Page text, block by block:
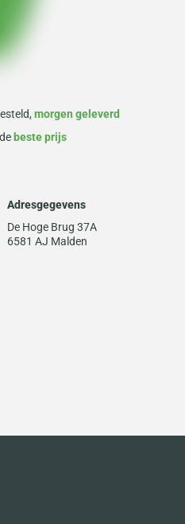
morgen geleverd
beste prijs
Adresgegevens
De Hoge Brug 37A
6581 AJ Malden